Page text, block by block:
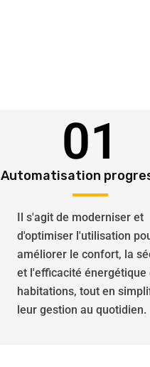
01
Automatisation
Il s'agit de moderniser et
d'optimiser l'utilisation
améliorer le confort, la
et l'efficacité énergétique
habitations, tout en
leur gestion au quotidien.